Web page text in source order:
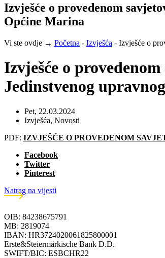
Izvješće o provedenom
Općine Marina
Vi ste ovdje → Početna - Izvješća - Izvješće o
Izvješće o
Jedinstvenog
Pet, 22.03.2024
Izvješća, Novosti
PDF: IZVJEŠĆE O PROVEDENOM
Facebook
Twitter
Pinterest
Natrag na vijesti
OIB: 84238675791
MB: 2819074
IBAN: HR3724020061825800001
Erste&Steiermärkische Bank D.D.
SWIFT/BIC: ESBCHR22